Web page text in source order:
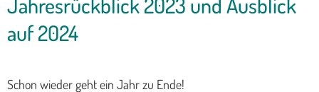
auf 2024
Schon wieder geht ein Jahr zu Ende!